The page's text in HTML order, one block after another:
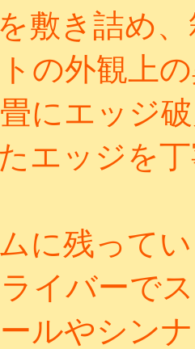
敷き詰め
の外観上
にエッジ
エッジを
に残って
イバーで
ルやシン